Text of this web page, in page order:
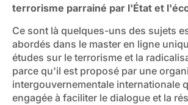
terrorisme parrainé par l'État et
Ce sont là quelques-uns des sujets
abordés dans le master en ligne
études sur le terrorisme et la
parce qu'il est proposé par une
intergouvernementale internationale
engagée à faciliter le dialogue et la